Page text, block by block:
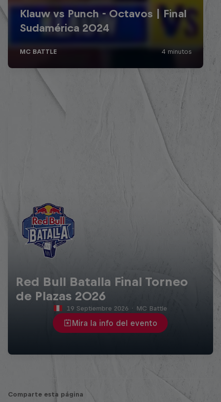
Red Bull Batalla Final Torneo
de Plazas 2026
Mira la info del evento
19 Septiembre 2026 · MC Battle
Comparte esta página